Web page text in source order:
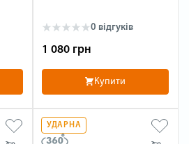
0 відгуків
1 080 грн
Купити
УДАРНА